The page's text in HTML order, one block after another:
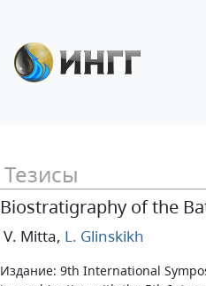
Тезисы
Biostratigraphy of the
V. Mitta, L. Glinskikh
Издание: 9th International